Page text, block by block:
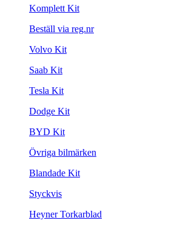
Komplett Kit
Beställ via reg.nr
Volvo Kit
Saab Kit
Tesla Kit
Dodge Kit
BYD Kit
Övriga bilmärken
Blandade Kit
Styckvis
Heyner Torkarblad